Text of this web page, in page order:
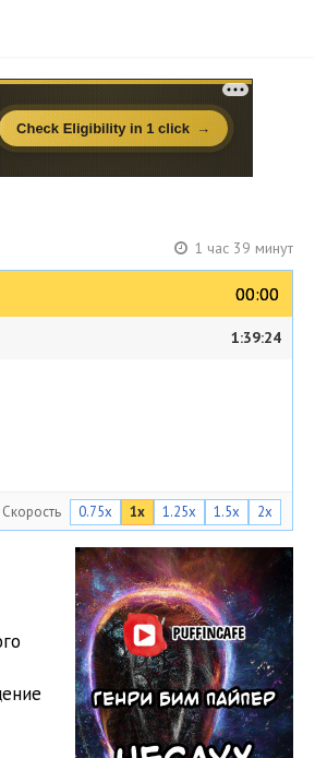
1 час 39 минут
00:00
00:00
1:39:24
Скорость 0.75x 1x 1.25x 1.5x 2x